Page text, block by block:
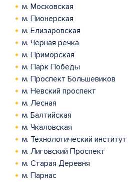
м. Московская
м. Пионерская
м. Елизаровская
м. Чёрная речка
м. Приморская
м. Парк Победы
м. Проспект Большевиков
м. Невский проспект
м. Лесная
м. Балтийская
м. Чкаловская
м. Технологический институт
м. Лиговский Проспект
м. Старая Деревня
м. Парнас